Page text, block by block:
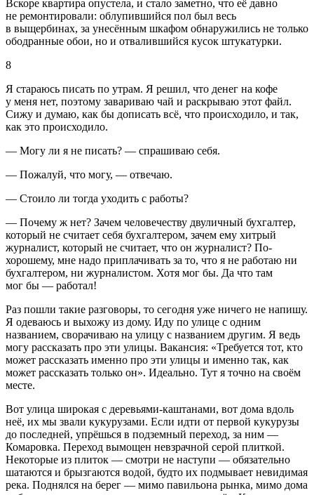
Вскоре квартира опустела, и стало заметно, что её давно
не ремонтировали: облупившийся пол был весь
в выщербинах, за унесённым шкафом обнаружились не только
ободранные обои, но и отвалившийся кусок штукатурки.
8
Я стараюсь писать по утрам. Я решил, что денег на кофе
у меня нет, поэтому завариваю чай и раскрываю этот файл.
Сижу и думаю, как бы дописать всё, что происходило, и так,
как это происходило.
— Могу ли я не писать? — спрашиваю себя.
— Пожалуй, что могу, — отвечаю.
— Стоило ли тогда уходить с работы?
— Почему ж нет? Зачем человечеству двуличный бухгалтер,
который не считает себя бухгалтером, зачем ему хитрый
журналист, который не считает, что он журналист? По-
хорошему, мне надо приплачивать за то, что я не работаю ни
бухгалтером, ни журналистом. Хотя мог бы. Да что там
мог бы — работал!
Раз пошли такие разговоры, то сегодня уже ничего не напишу.
Я одеваюсь и выхожу из дому. Иду по улице с одним
названием, сворачиваю на улицу с названием другим. Я ведь
могу рассказать про эти улицы. Вакансия: «Требуется тот, кто
может рассказать именно про эти улицы и именно так, как
может рассказать только он». Идеально. Тут я точно на своём
месте.
Вот улица широкая с деревьями-каштанами, вот дома вдоль
неё, их мы звали кукурузами. Если идти от первой кукурузы
до последней, упрёшься в подземный переход, за ним —
Комаровка. Переход вымощен невзрачной серой плиткой.
Некоторые из плиток — смотри не наступи — обязательно
шатаются и брызгаются водой, будто их подмывает невидимая
река. Поднялся на берег — мимо павильона рынка, мимо дома